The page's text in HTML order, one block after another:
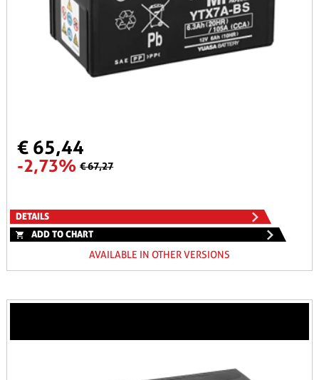
€ 65,44
-2,73% € 67,27
DETAILS
ADD TO CHART
AVAILABLE IN OTHER VERSIONS